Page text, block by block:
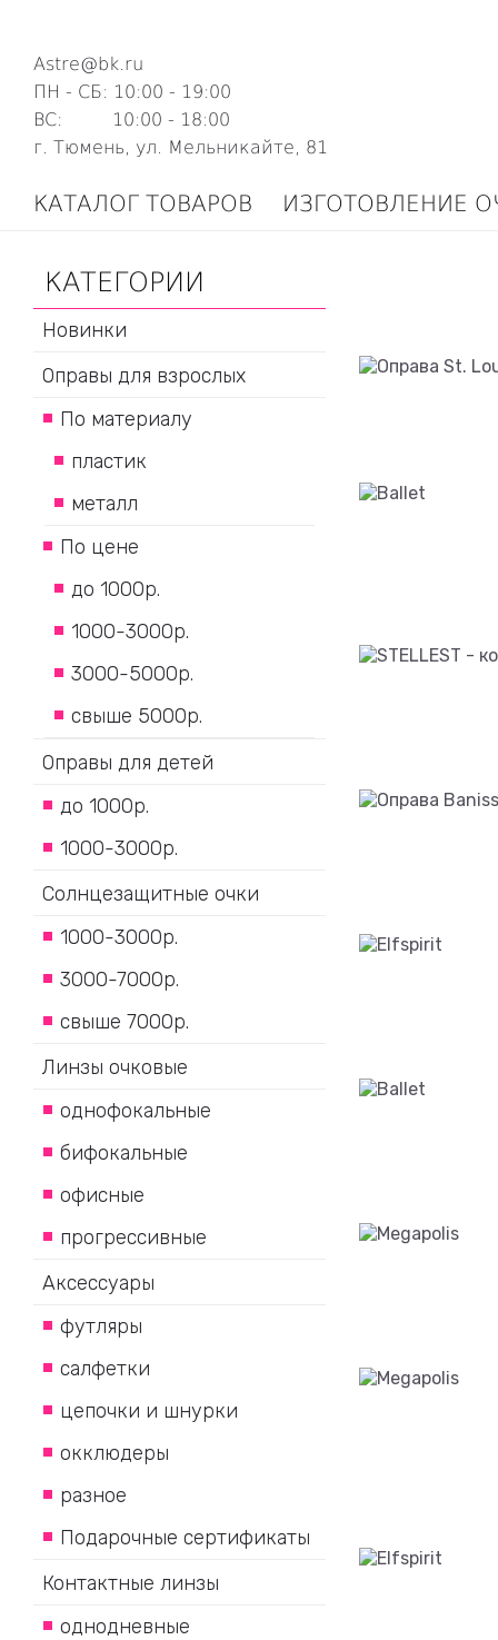
Astre@bk.ru
ПН - СБ: 10:00 - 19:00
ВС: 10:00 - 18:00
г. Тюмень, ул. Мельникайте, 81
КАТАЛОГ ТОВАРОВ ИЗГОТОВЛЕНИЕ
КАТЕГОРИИ
Новинки
Оправы для взрослых
По материалу
пластик
металл
По цене
до 1000р.
1000-3000р.
3000-5000р.
свыше 5000р.
Оправы для детей
до 1000р.
1000-3000р.
Солнцезащитные очки
1000-3000р.
3000-7000р.
свыше 7000р.
Линзы очковые
однофокальные
бифокальные
офисные
прогрессивные
Аксессуары
футляры
салфетки
цепочки и шнурки
окклюдеры
разное
Подарочные сертификаты
Контактные линзы
однодневные